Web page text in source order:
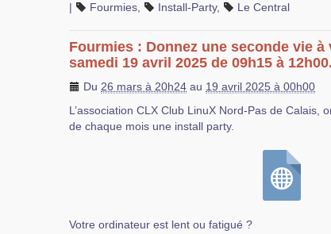
|
Fourmies Install-Party, Le Central
Fourmies : Donnez une seconde vie
samedi 19 avril 2025 de 09h15 à 12h00.
Du 26 mars à 20h24 au 19 avril 2025 à 00h00
L’association CLX Club LinuX Nord-Pas de Calais,
de chaque mois une install party.
Votre ordinateur est lent ou fatigué ?